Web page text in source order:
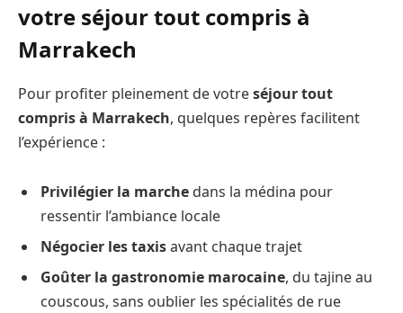
votre séjour tout compris à
Marrakech
Pour profiter pleinement de votreséjour tout
compris à Marrakech, quelques repères facilitent
l’expérience :
Privilégier la marche dans la médina pour
ressentir l’ambiance locale
Négocier les taxisavant chaque trajet
Goûter la gastronomie marocaine, du tajine au
couscous, sans oublier les spécialités de rue